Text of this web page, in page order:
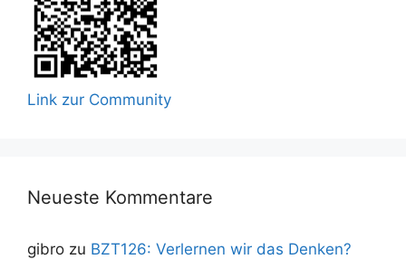
Link zur Community
Neueste Kommentare
gibro zu BZT126: Verlernen wir das Denken?